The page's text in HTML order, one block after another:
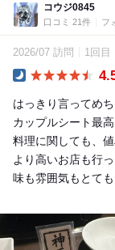
コウジ0845
口コミ 21件 フ
2026/07 訪問 1回目
はっきり言ってめ
カップルシート最高
料理に関しても、
より高いお店も行
味も雰囲気もとても